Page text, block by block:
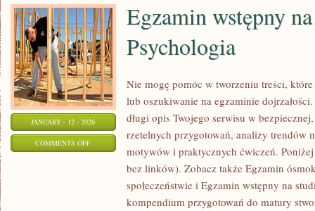
JANUARY - 12 - 2026
COMMENTS OFFON
Egzamin wstępny
Psychologia
Nie mogę pomóc w tworzeniu treści,
lub oszukiwanie na egzaminie
długi opis Twojego serwisu w
rzetelnych przygotowań, analizy trendów
motywów i praktycznych ćwiczeń.
bez linków). Zobacz także Egzamin
społeczeństwie i Egzamin wstępny na
kompendium przygotowań do matury